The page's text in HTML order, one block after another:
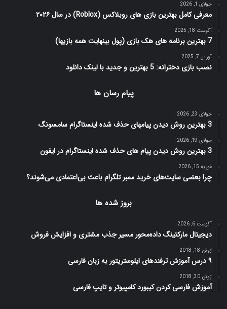
جولای 1, 2026
معرفی کامل بهترین بازی های روبلاکس (Roblox) در سال ۲۰۲۶
آگوست 18, 2025
7 بهترین برنامه های هک بازی (پول بینهایت همه بازیها)
آوریل 7, 2025
نصب بازی دخترانه: 5 بهترین و جدید با لینک دانلود
پیام رسان ها
جولای 23, 2026
3 بهترین روش دیدن پیامهای حذف شده اینستاگرام سامسونگ
جولای 19, 2026
3 بهترین روش دیدن پیام های حذف شده اینستاگرام در ایفون
فوریه 15, 2026
چرا بعضی سایت‌های خرید ممبر تلگرام باعث بی‌اعتمادی می‌شوند؟
بروز شده ها
آگوست 6, 2026
دیجیتال مارکتینگ داده‌محور مسیر جذب مشتری و افزایش فروش
ژوئن 18, 2018
۹ درس آموزش ترفندهای ایلوستریتور به زبان فارسی
ژوئن 30, 2018
آموزش فارسی کردن کیبورد کامپیوتر و تایپ فارسی